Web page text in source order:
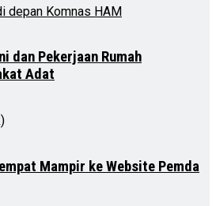
dan Pekerjaan Rumah
Adat
Mampir ke Website Pemda